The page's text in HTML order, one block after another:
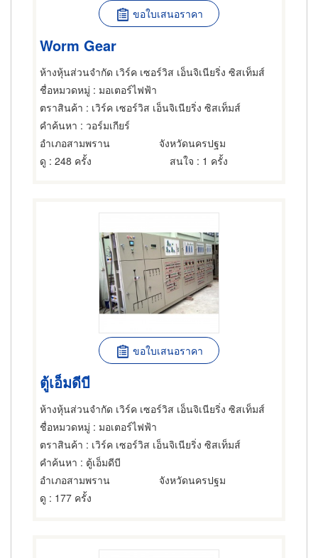
ขอใบเสนอราคา
Worm Gear
ห้างหุ้นส่วนจำกัด เวิร์ค เซอร์วิส เอ็นจิเนียริ่ง ซิสเท็มส์
ชื่อหมวดหมู่ : มอเตอร์ไฟฟ้า
ตราสินค้า : เวิร์ค เซอร์วิส เอ็นจิเนียริ่ง ซิสเท็มส์
คำค้นหา : วอร์มเกียร์
อำเภอสามพราน
จังหวัดนครปฐม
ดู : 248 ครั้ง สนใจ : 1 ครั้ง
ขอใบเสนอราคา
ตู้เอ็มดีบี
ห้างหุ้นส่วนจำกัด เวิร์ค เซอร์วิส เอ็นจิเนียริ่ง ซิสเท็มส์
ชื่อหมวดหมู่ : มอเตอร์ไฟฟ้า
ตราสินค้า : เวิร์ค เซอร์วิส เอ็นจิเนียริ่ง ซิสเท็มส์
คำค้นหา : ตู้เอ็มดีบี
อำเภอสามพราน
จังหวัดนครปฐม
ดู : 177 ครั้ง